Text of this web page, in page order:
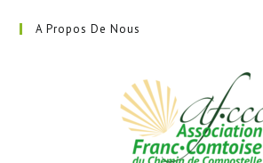
A Propos De Nous